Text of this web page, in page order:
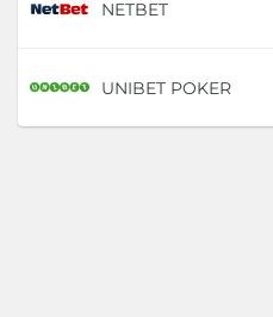
NETBET
UNIBET POKER